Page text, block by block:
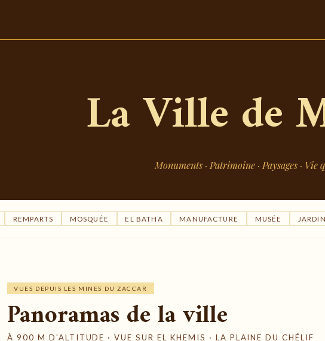
La Ville de
Monuments · Patrimoine · Paysages · Vie
REMPARTS MOSQUÉE EL BATHA MANUFACTURE MUSÉE JARDIN
VUES DEPUIS LES MINES DU ZACCAR
Panoramas de la ville
À 900 M D'ALTITUDE · VUE SUR EL KHEMIS · LA PLAINE DU CHÉLIF